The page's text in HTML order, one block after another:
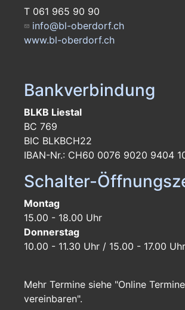
T 061 965 90 90
info@bl-oberdorf.ch
www.bl-oberdorf.ch
Bankverbindung
BLKB Liestal
BC 769
BIC BLKBCH22
IBAN-Nr.: CH60 0076 9020 9404
Schalter-
Montag
15.00 - 18.00 Uhr
Donnerstag
10.00 - 11.30 Uhr / 15.00 - 17.00 Uhr
Mehr Termine siehe "Online Termine
vereinbaren".